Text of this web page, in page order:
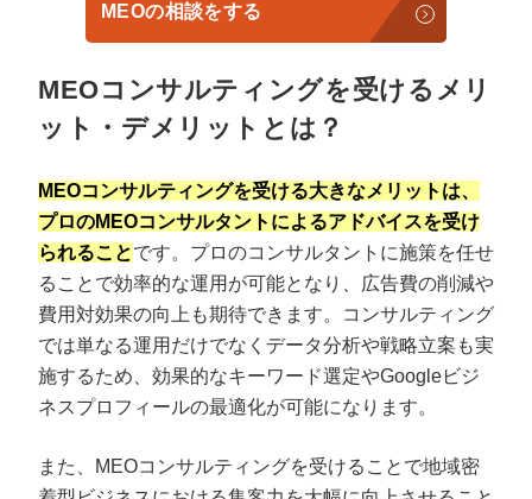
MEOの相談をする
MEOコンサルティングを受けるメリ
ット・デメリットとは？
MEOコンサルティングを受ける大きなメリットは、
プロのMEOコンサルタントによるアドバイスを受け
られることです。プロのコンサルタントに施策を任せ
ることで効率的な運用が可能となり、広告費の削減や
費用対効果の向上も期待できます。コンサルティング
では単なる運用だけでなくデータ分析や戦略立案も実
施するため、効果的なキーワード選定やGoogleビジ
ネスプロフィールの最適化が可能になります。
また、MEOコンサルティングを受けることで地域密